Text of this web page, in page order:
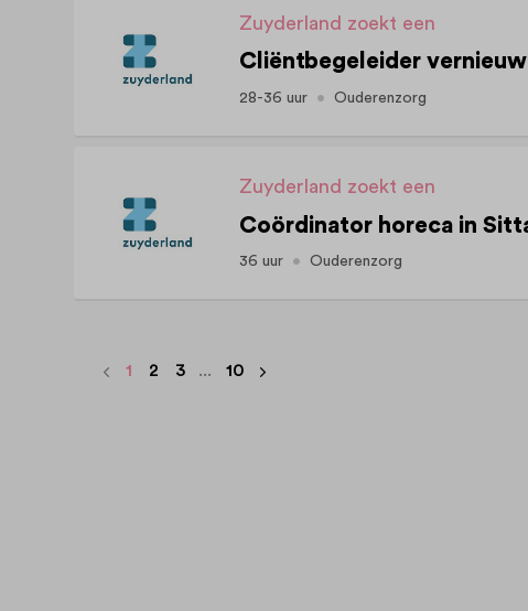
Zuyderland zoekt een
Cliëntbegeleider
28-36 uur Ouderenzorg
Zuyderland zoekt een
Coördinator horeca in
36 uur Ouderenzorg
1 2 3 ... 10